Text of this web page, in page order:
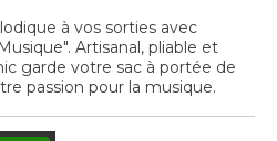
à vos sorties avec
Artisanal, pliable et
garde votre sac à portée de
passion pour la musique.